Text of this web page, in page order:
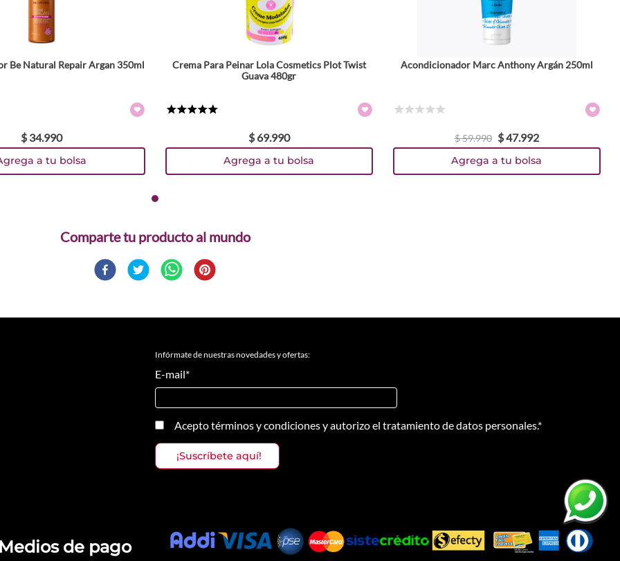
Be Natural Repair Argan 350ml
$ 34.990
a tu bolsa
Crema Para Peinar Lola Cosmetics Plot Twist
Guava 480gr
$ 69.990
Agrega a tu bolsa
Acondicionador Marc Anthony Argán 250ml
$59.990 $47.992
Agrega a tu bolsa
Comparte
Infórmate de nuestras novedades y ofertas:
E-mail*
Aceptotérminos y condicionesyautorizo el tratamiento de datos personales.*
Medios de pago